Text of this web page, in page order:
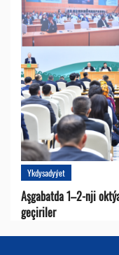
Ykdysadyýet
Aşgabatda 1–2-nji
geçiriler